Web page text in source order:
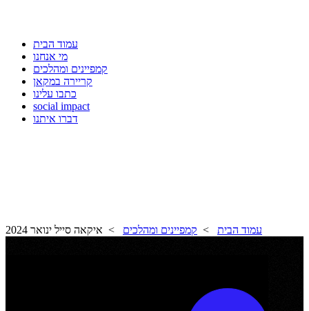
עמוד הבית
מי אנחנו
קמפיינים ומהלכים
קריירה במקאן
כתבו עלינו
social impact
דברו איתנו
עמוד הבית > קמפיינים ומהלכים > איקאה סייל ינואר 2024